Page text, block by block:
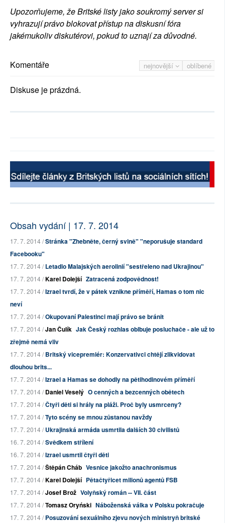
Upozorňujeme, že Britské listy jako soukromý server si
vyhrazují právo blokovat přístup na diskusní fóra
jakémukoliv diskutérovi, pokud to uznají za důvodné.
nejnovější oblíbené
Komentáře
Diskuse je prázdná.
Obsah vydání | 17. 7. 2014
17. 7. 2014 /Stránka "Zhebněte, černý svině" "neporušuje standard
Facebooku"
17. 7. 2014 /Letadlo Malajských aerolinií "sestřeleno nad Ukrajinou"
17. 7. 2014 /Karel Dolejší Zatracená zodpovědnost!
17. 7. 2014 /Izrael tvrdí, že v pátek vznikne příměří, Hamas o tom nic
neví
17. 7. 2014 /Okupovaní Palestinci mají právo se bránit
17. 7. 2014 /Jan Čulík Jak Český rozhlas oblbuje posluchače - ale už to
zřejmě nemá vliv
17. 7. 2014 /Britský vicepremiér: Konzervativci chtějí zlikvidovat
dlouhou brits...
17. 7. 2014 /Izrael a Hamas se dohodly na pětihodinovém příměří
17. 7. 2014 /Daniel Veselý O cenných a bezcenných obětech
17. 7. 2014 /Čtyři děti si hrály na pláži. Proč byly usmrceny?
17. 7. 2014 /Tyto scény se mnou zůstanou navždy
17. 7. 2014 /Ukrajinská armáda usmrtila dalších 30 civilistů
16. 7. 2014 /Svědkem střílení
16. 7. 2014 /Izrael usmrtil čtyři děti
17. 7. 2014 /Štěpán Cháb Vesnice jakožto anachronismus
17. 7. 2014 /Karel Dolejší Pětačtyřicet milionů agentů FSB
17. 7. 2014 /Josef Brož Volyňský román -- VII. část
17. 7. 2014 /Tomasz Oryński Náboženská válka v Polsku pokračuje
17. 7. 2014 /Posuzování sexuálního zjevu nových ministryň britské